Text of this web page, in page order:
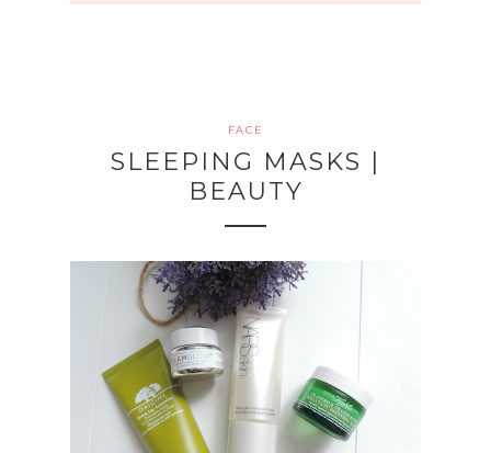
FACE
SLEEPING MASKS |
BEAUTY